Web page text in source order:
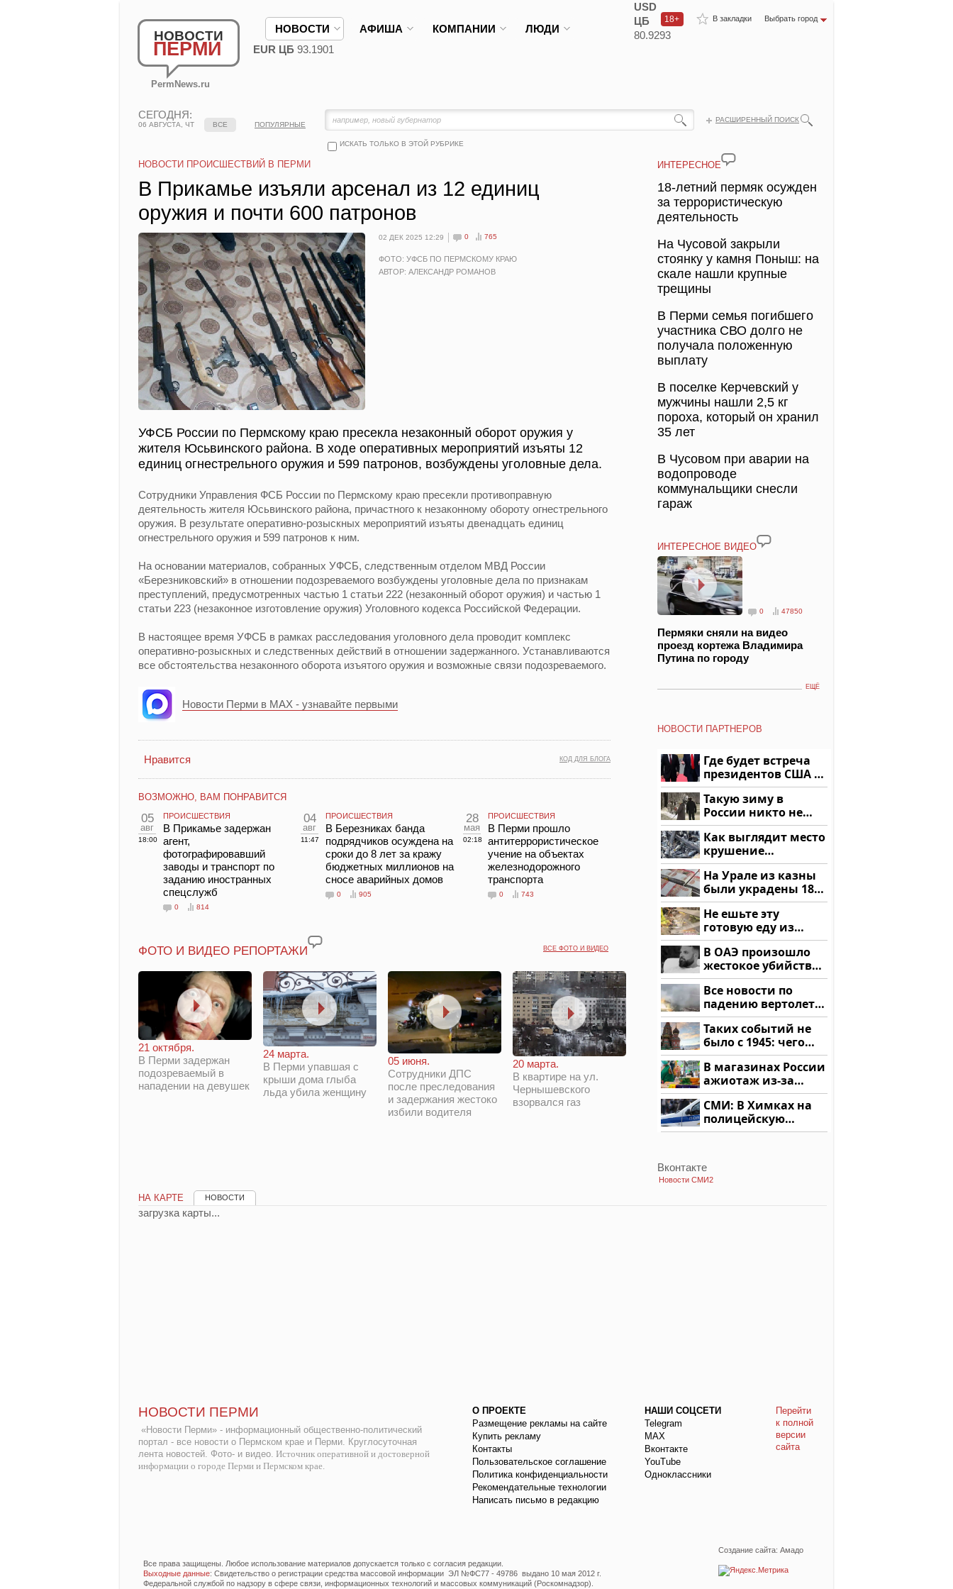
НОВОСТИ
ПЕРМИ
PermNews.ru
В закладки Выбрать город
18+
НОВОСТИ АФИША КОМПАНИИ ЛЮДИ
USD
ЦБ
80.9293
EUR ЦБ 93.1901
СЕГОДНЯ:
06 АВГУСТА, ЧТ
РАСШИРЕННЫЙ ПОИСК
ИСКАТЬ ТОЛЬКО В ЭТОЙ РУБРИКЕ
ВСЕ ПОПУЛЯРНЫЕ
НОВОСТИ ПРОИСШЕСТВИЙ В ПЕРМИ
В Прикамье изъяли арсенал из 12 единиц
оружия и почти 600 патронов
02 ДЕК 2025 12:29 0 765
ФОТО: УФСБ ПО ПЕРМСКОМУ КРАЮ
АВТОР: АЛЕКСАНДР РОМАНОВ
УФСБ России по Пермскому краю пресекла незаконный оборот оружия у
жителя Юсьвинского района. В ходе оперативных мероприятий изъяты 12
единиц огнестрельного оружия и 599 патронов, возбуждены уголовные дела.
Сотрудники Управления ФСБ России по Пермскому краю пресекли противоправную
деятельность жителя Юсьвинского района, причастного к незаконному обороту огнестрельного
оружия. В результате оперативно-розыскных мероприятий изъяты двенадцать единиц
огнестрельного оружия и 599 патронов к ним.
На основании материалов, собранных УФСБ, следственным отделом МВД России
«Березниковский» в отношении подозреваемого возбуждены уголовные дела по признакам
преступлений, предусмотренных частью 1 статьи 222 (незаконный оборот оружия) и частью 1
статьи 223 (незаконное изготовление оружия) Уголовного кодекса Российской Федерации.
В настоящее время УФСБ в рамках расследования уголовного дела проводит комплекс
оперативно-розыскных и следственных действий в отношении задержанного. Устанавливаются
все обстоятельства незаконного оборота изъятого оружия и возможные связи подозреваемого.
Новости Перми в MAX - узнавайте первыми
КОД ДЛЯ БЛОГА
Нравится
ВОЗМОЖНО, ВАМ ПОНРАВИТСЯ
05
авг
18:00
ПРОИСШЕСТВИЯ
В Прикамье задержан
агент,
фотографировавший
заводы и транспорт по
заданию иностранных
спецслужб
0 814
04
авг
11:47
ПРОИСШЕСТВИЯ
В Березниках банда
подрядчиков осуждена на
сроки до 8 лет за кражу
бюджетных миллионов на
сносе аварийных домов
0 905
28
мая
02:18
ПРОИСШЕСТВИЯ
В Перми прошло
антитеррористическое
учение на объектах
железнодорожного
транспорта
0 743
ВСЕ ФОТО И ВИДЕО
ФОТО И ВИДЕО РЕПОРТАЖИ
21 октября.
В Перми задержан
подозреваемый в
нападении на девушек
24 марта.
В Перми упавшая с
крыши дома глыба
льда убила женщину
05 июня.
Сотрудники ДПС
после преследования
и задержания жестоко
избили водителя
20 марта.
В квартире на ул.
Чернышевского
взорвался газ
ИНТЕРЕСНОЕ
18-летний пермяк осужден
за террористическую
деятельность
На Чусовой закрыли
стоянку у камня Поныш: на
скале нашли крупные
трещины
В Перми семья погибшего
участника СВО долго не
получала положенную
выплату
В поселке Керчевский у
мужчины нашли 2,5 кг
пороха, который он хранил
35 лет
В Чусовом при аварии на
водопроводе
коммунальщики снесли
гараж
ИНТЕРЕСНОЕ ВИДЕО
0 47850
Пермяки сняли на видео
проезд кортежа Владимира
Путина по городу
ЕЩЁ
НОВОСТИ ПАРТНЕРОВ
Где будет встреча
президентов США и
России: Европа?
Такую зиму в
России никто не
ждал: как так?!
Как выглядит место
крушение
вертолета на
Кавказе: смотреть
На Урале из казны
были украдены 18
миллионов рублей
Не ешьте эту
готовую еду из
магазина: список
В ОАЭ произошло
жестокое убийство
криптомиллионера
Все новости по
падению вертолета
на Кавказе: читать
здесь
Таких событий не
было с 1945: чего
ждать всем нам?
В магазинах России
ажиотаж из-за
этого продукта: что
купить?
СМИ: В Химках на
полицейскую
машину напали и
Вконтакте
Новости СМИ2
НА КАРТЕ НОВОСТИ
загрузка карты...
НОВОСТИ ПЕРМИ
«Новости Перми» - информационный общественно-политический
портал - все новости о Пермском крае и Перми. Круглосуточная
лента новостей. Фото- и видео. Источник оперативной и достоверной
информации о городе Перми и Пермском крае.
О ПРОЕКТЕ
Размещение рекламы на сайте
Купить рекламу
Контакты
Пользовательское соглашение
Политика конфиденциальности
Рекомендательные технологии
Написать письмо в редакцию
НАШИ СОЦСЕТИ
Telegram
МАХ
Вконтакте
YouTube
Одноклассники
Перейти
к полной
версии
сайта
Создание сайта: Амадо
Все права защищены. Любое использование материалов допускается только с согласия редакции.
Выходные данные: Свидетельство о регистрации средства массовой информации ЭЛ №ФС77 - 49786 выдано 10 мая 2012 г.
Федеральной службой по надзору в сфере связи, информационных технологий и массовых коммуникаций (Роскомнадзор).